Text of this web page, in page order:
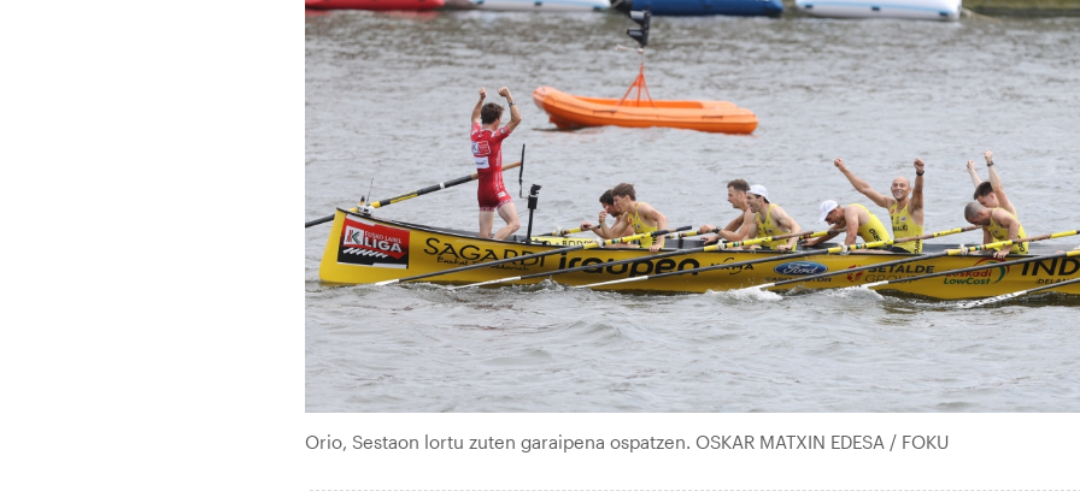
Orio, Sestaon lortu zuten garaipena ospatzen. OSKAR MATXIN EDESA / FOKU